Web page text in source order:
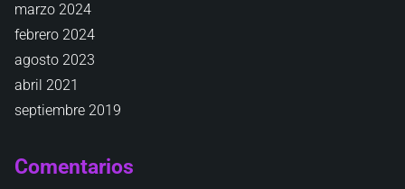
marzo 2024
febrero 2024
agosto 2023
abril 2021
septiembre 2019
Comentarios